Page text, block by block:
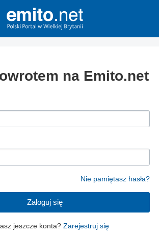
na Emito.net
Nie pamiętasz hasła?
Zaloguj się
jeszcze konta? Zarejestruj się